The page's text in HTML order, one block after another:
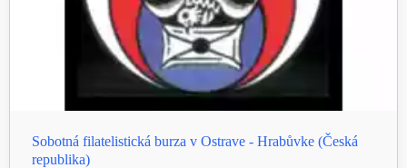
Sobotná filatelistická burza v Ostrave - Hrabůvke (Česká
republika)